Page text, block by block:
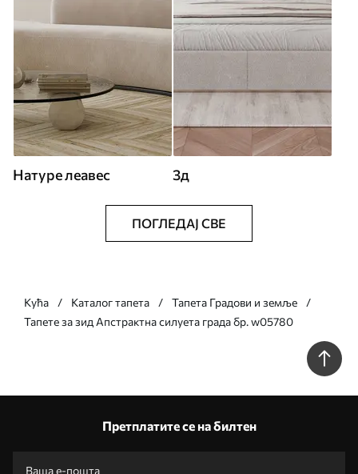
Натуре леавес 3д
ПОГЛЕДАЈ СВЕ
Кућа Каталог тапета
Тапета Градови и земље
Тапете за зид Апстрактна силуета града бр. w05780
Претплатите се на билтен